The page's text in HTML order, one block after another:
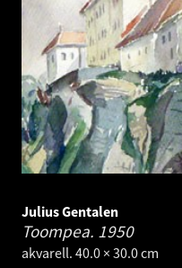
Julius Gentalen
Toompea. 1950
akvarell. 40.0 × 30.0 cm